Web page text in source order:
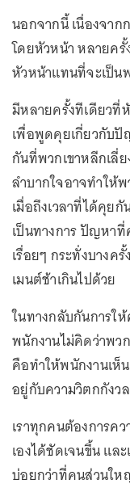
นอกจากนี้ เนื่องจา
โดยหัวหน้า หลายครั้
หัวหน้าแทนที่จะเป็น
มีหลายครั้งทีเดียวที่
เพื่อพูดคุยเกี่ยวกับปั
กันที่พวกเขาหลีกเลี่
ลำบากใจอาจทำให้
เมื่อถึงเวลาที่ได้คุย
เป็นทางการ ปัญหา
เรื่อยๆ กระทั่งบางค
เมนต์ช้าเกินไปด้วย
ในทางกลับกันการใ
พนักงานไม่คิดว่าพว
คือทำให้พนักงานเห็
อยู่กับความวิตกกังว
เราทุกคนต้องการค
เองได้ชัดเจนขึ้น แล
บ่อยกว่าที่คนส่วนใ